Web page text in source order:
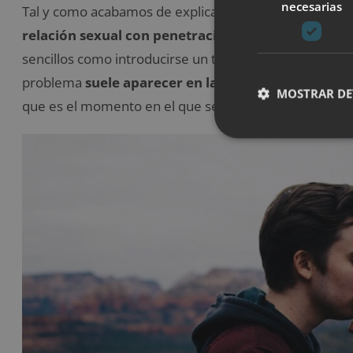
Tal y como acabamos de explicar,
el vaginismo
relación sexual con penetración de manera
sencillos como introducirse un tampón también
problema suele aparecer en la adolescencia o a
que es el momento en el que se tiene la primera
necesarias
MOSTRAR